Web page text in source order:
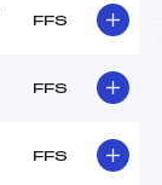
FFS
FFS
FFS